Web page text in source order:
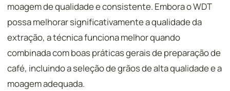
moagem de qualidade e consistente. Embora o WDT
possa melhorar significativamente a qualidade da
extração, a técnica funciona melhor quando
combinada com boas práticas gerais de preparação de
café, incluindo a seleção de grãos de alta qualidade e a
moagem adequada.